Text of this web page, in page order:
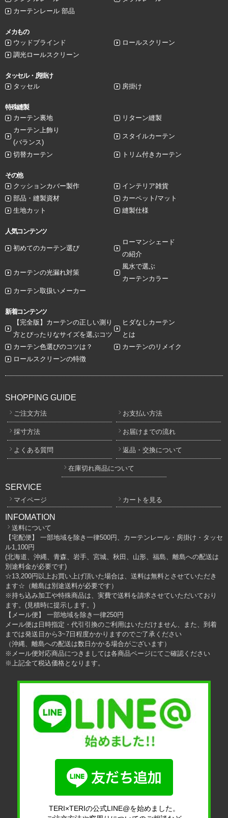
カーテンレール 部品
メカもの
ウッドブラインド
ロールスクリーン
調光ロールスクリーン
タッセル・房掛け
タッセル
房掛け
特殊縫製
カーテン裏地
リターン縫製
カーテン上飾り
(バランス)
スタイルカーテン
切替カーテン トリム付きカーテン
その他
クッションカバー製作
インテリア雑貨
部品・縫製資材
カーペット/マット
生地カット
縫製仕様
人気コンテンツ
初めてのカーテン選び
ローマンシェード
の紹介
カーテンの光漏れ対策
風水で選ぶ
カーテンカラー
カーテン取扱いメーカー
新着コンテンツ
【完全版】カーテンの正しい測り
方とぴったりなサイズを選ぶコツ
ヒダなしカーテン
とは
カーテン色選びのコツは？
カーテンのリメイク
ロールスクリーンの特徴
SHOPPING GUIDE
ご注文方法 お支払い方法
採寸方法 お届けまでの流れ
よくある質問 返品・交換について
在庫切れ商品について
SERVICE
マイページ カートを見る
INFOMATION
送料について
【宅配便】 一部地域を除き一律500円、カーテンレール・房掛け・タッセ
ル1,100円
(北海道、沖縄、青森、岩手、宮城、秋田、山形、福島、離島への配送は
別途料金が必要です)
☆13,200円以上お買い上げ頂いた場合は、送料は無料とさせていただき
ます☆（離島は別途送料が必要です）
※持ち込み加工や特殊商品は、実費で送料を請求させていただいており
ます。(見積時に提示します。)
【メール便】 一部地域を除き一律250円
メール便は日時指定・代引引換のご利用はいただけません、また、到着
までは発送日から3~7日程度かかりますのでご了承ください
（沖縄、離島への配送は数日かかる場合がございます）
※メール便対応商品につきましては各商品ページにてご確認ください
※上記全て税込価格となります。
TERI×TERIの公式LINE@を始めました。